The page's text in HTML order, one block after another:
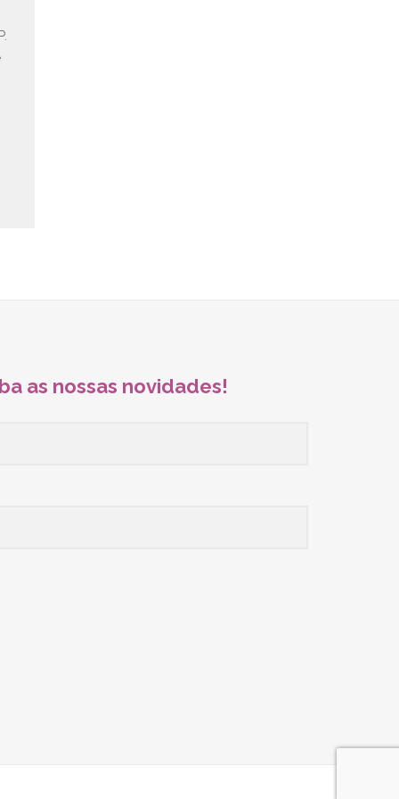
as nossas novidades!